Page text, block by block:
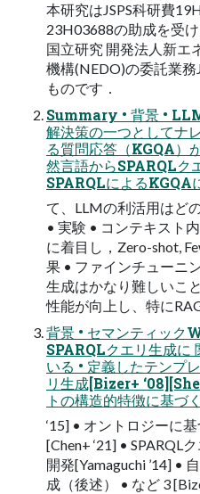
本研究はJSPS科研費
23H03688の助成を受
国⽴研究 開発法⼈新エ
機構(NEDO)の委託業
ものです．
Summary • 背景 •
解決策の⼀つとしてナ
る質問応答（KGQA）
然⾔語からSPARQL
SPARQLによるKGQA
て、LLMの利活⽤はど
• 実験 • コンテキスト
に着⽬し，Zero-shot,
果 • ファインチューニ
⽣成はかなり難しいこ
性能が向上し、特に
背景 • セマンティック
SPARQLクエリ⽣成に
いる • 定義したテンプ
リ⽣成[Bizer+
トの構造的特徴に基づ
‘15] • オントロジーに
[Chen+ ‘21] • SPARQL
開発[Yamaguchi ’14] •
成（後述） • など 3